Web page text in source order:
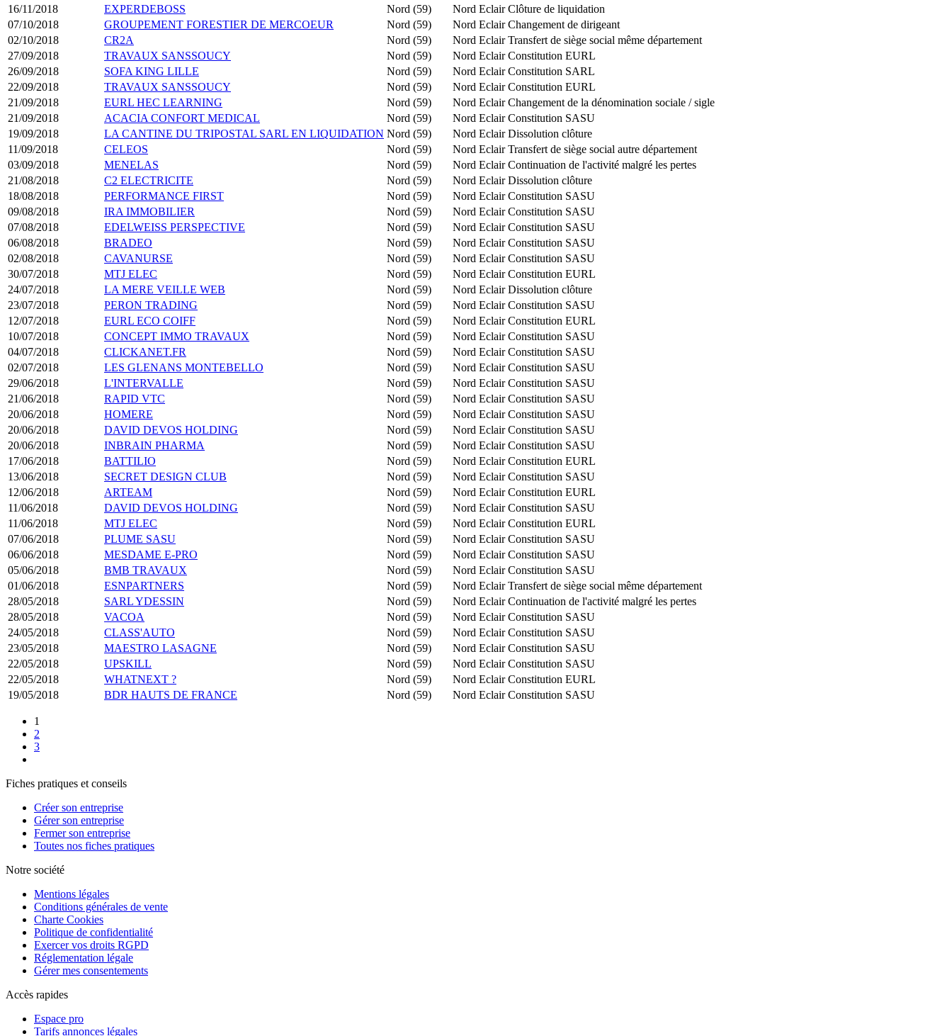
16/11/2018
EXPERDEBOSS Nord (59) Nord Eclair Clôture de liquidation
07/10/2018
GROUPEMENT FORESTIER DE MERCOEUR Nord (59) Nord Eclair Changement de dirigeant
02/10/2018
CR2A Nord (59) Nord Eclair Transfert de siège social même département
27/09/2018
TRAVAUX SANSSOUCY Nord (59) Nord Eclair Constitution EURL
26/09/2018
SOFA KING LILLE Nord (59) Nord Eclair Constitution SARL
22/09/2018
TRAVAUX SANSSOUCY Nord (59) Nord Eclair Constitution EURL
21/09/2018
EURL HEC LEARNING Nord (59) Nord Eclair Changement de la dénomination sociale / sigle
21/09/2018
ACACIA CONFORT MEDICAL Nord (59) Nord Eclair Constitution SASU
19/09/2018
LA CANTINE DU TRIPOSTAL SARL EN LIQUIDATION Nord (59) Nord Eclair Dissolution clôture
11/09/2018
CELEOS Nord (59) Nord Eclair Transfert de siège social autre département
03/09/2018
MENELAS Nord (59) Nord Eclair Continuation de l'activité malgré les pertes
21/08/2018
C2 ELECTRICITE Nord (59) Nord Eclair Dissolution clôture
18/08/2018
PERFORMANCE FIRST Nord (59) Nord Eclair Constitution SASU
09/08/2018
IRA IMMOBILIER Nord (59) Nord Eclair Constitution SASU
07/08/2018
EDELWEISS PERSPECTIVE Nord (59) Nord Eclair Constitution SASU
06/08/2018
BRADEO Nord (59) Nord Eclair Constitution SASU
02/08/2018
CAVANURSE Nord (59) Nord Eclair Constitution SASU
30/07/2018
MTJ ELEC Nord (59) Nord Eclair Constitution EURL
24/07/2018
LA MERE VEILLE WEB Nord (59) Nord Eclair Dissolution clôture
23/07/2018
PERON TRADING Nord (59) Nord Eclair Constitution SASU
12/07/2018
EURL ECO COIFF Nord (59) Nord Eclair Constitution EURL
10/07/2018
CONCEPT IMMO TRAVAUX Nord (59) Nord Eclair Constitution SASU
04/07/2018
CLICKANET.FR Nord (59) Nord Eclair Constitution SASU
02/07/2018
LES GLENANS MONTEBELLO Nord (59) Nord Eclair Constitution SASU
29/06/2018
L'INTERVALLE Nord (59) Nord Eclair Constitution SASU
21/06/2018
RAPID VTC Nord (59) Nord Eclair Constitution SASU
20/06/2018
HOMERE Nord (59) Nord Eclair Constitution SASU
20/06/2018
DAVID DEVOS HOLDING Nord (59) Nord Eclair Constitution SASU
20/06/2018
INBRAIN PHARMA Nord (59) Nord Eclair Constitution SASU
17/06/2018
BATTILIO Nord (59) Nord Eclair Constitution EURL
13/06/2018
SECRET DESIGN CLUB Nord (59) Nord Eclair Constitution SASU
12/06/2018
ARTEAM Nord (59) Nord Eclair Constitution EURL
11/06/2018
DAVID DEVOS HOLDING Nord (59) Nord Eclair Constitution SASU
11/06/2018
MTJ ELEC Nord (59) Nord Eclair Constitution EURL
07/06/2018
PLUME SASU Nord (59) Nord Eclair Constitution SASU
06/06/2018
MESDAME E-PRO Nord (59) Nord Eclair Constitution SASU
05/06/2018
BMB TRAVAUX Nord (59) Nord Eclair Constitution SASU
01/06/2018
ESNPARTNERS Nord (59) Nord Eclair Transfert de siège social même département
28/05/2018
SARL YDESSIN Nord (59) Nord Eclair Continuation de l'activité malgré les pertes
28/05/2018
VACOA Nord (59) Nord Eclair Constitution SASU
24/05/2018
CLASS'AUTO Nord (59) Nord Eclair Constitution SASU
23/05/2018
MAESTRO LASAGNE Nord (59) Nord Eclair Constitution SASU
22/05/2018
UPSKILL Nord (59) Nord Eclair Constitution SASU
22/05/2018
WHATNEXT ? Nord (59) Nord Eclair Constitution EURL
19/05/2018
BDR HAUTS DE FRANCE Nord (59) Nord Eclair Constitution SASU
1
2
3
Fiches pratiques et conseils
Créer son entreprise
Gérer son entreprise
Fermer son entreprise
Toutes nos fiches pratiques
Notre société
Mentions légales
Conditions générales de vente
Charte Cookies
Politique de confidentialité
Exercer vos droits RGPD
Réglementation légale
Gérer mes consentements
Accès rapides
Espace pro
Tarifs annonces légales